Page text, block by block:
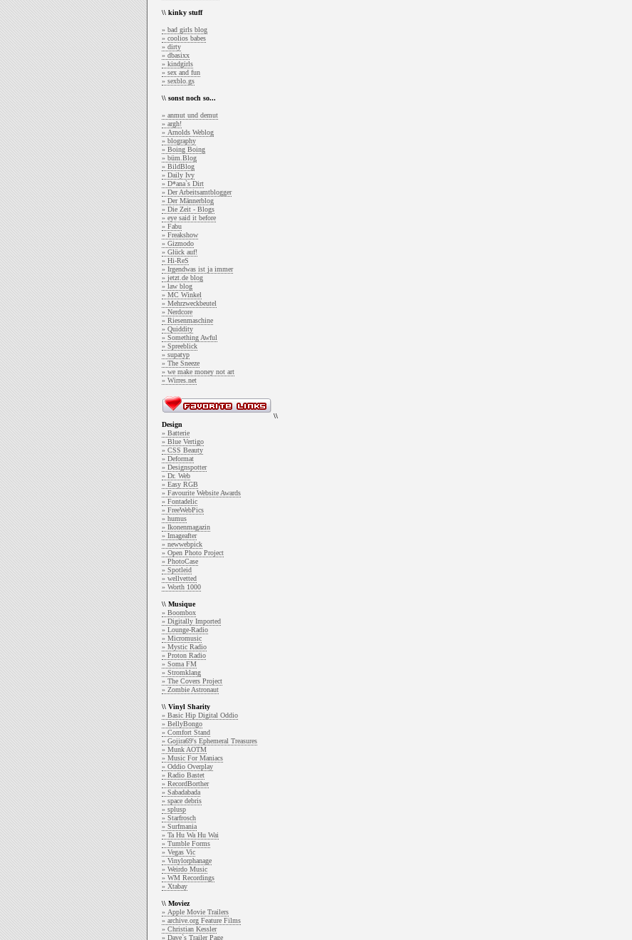
\\ kinky stuff
» bad girls blog
» coolios babes
» dirty
» dbasixx
» kindgirls
» sex and fun
» sexblo.gs
\\ sonst noch so...
» anmut und demut
» argh!
» Arnolds Weblog
» blography
» Boing Boing
» büm.Blog
» BildBlog
» Daily Ivy
» D*ana`s Dirt
» Der Arbeitsamtblogger
» Der Männerblog
» Die Zeit - Blogs
» eye said it before
» Fabu
» Freakshow
» Gizmodo
» Glück auf!
» Hi-ReS
» Irgendwas ist ja immer
» jetzt.de blog
» law blog
» MC Winkel
» Mehrzweckbeutel
» Nerdcore
» Riesenmaschine
» Quiddity
» Something Awful
» Spreeblick
» supatyp
» The Sneeze
» we make money not art
» Wirres.net
\\
Design
» Batterie
» Blue Vertigo
» CSS Beauty
» Deformat
» Designspotter
» Dr. Web
» Easy RGB
» Favourite Website Awards
» Fontadelic
» FreeWebPics
» humus
» Ikonenmagazin
» Imageafter
» newwebpick
» Open Photo Project
» PhotoCase
» Spotleid
» wellvetted
» Worth 1000
\\ Musique
» Boombox
» Digitally Imported
» Lounge-Radio
» Micromusic
» Mystic Radio
» Proton Radio
» Soma FM
» Stromklang
» The Covers Project
» Zombie Astronaut
\\ Vinyl Sharity
» Basic Hip Digital Oddio
» BellyBongo
» Comfort Stand
» Gojira69's Ephemeral Treasures
» Munk AOTM
» Music For Maniacs
» Oddio Overplay
» Radio Bastet
» RecordBorther
» Sabadabada
» space debris
» splusp
» Starfrosch
» Surfmania
» Ta Hu Wa Hu Wai
» Tumble Forms
» Vegas Vic
» Vinylorphanage
» Weirdo Music
» WM Recordings
» Xtabay
\\ Moviez
» Apple Movie Trailers
» archive.org Feature Films
» Christian Kessler
» Dave`s Trailer Page